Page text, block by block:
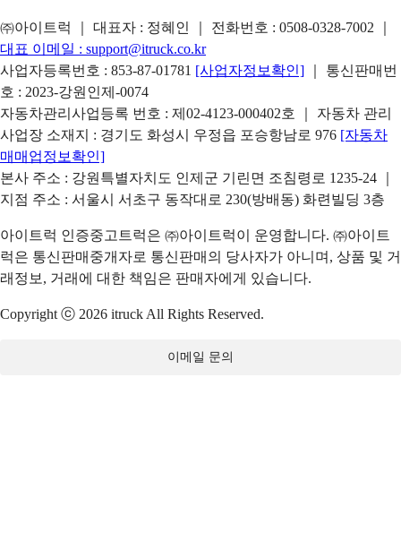
㈜아이트럭 ｜ 대표자 : 정혜인 ｜ 전화번호 : 0508-0328-7002
대표 이메일 : support@itruck.co.kr
사업자등록번호 : 853-87-01781 [사업자정보확인]
｜ 통신판매번
호 : 2023-강원인제-0074
자동차관리사업등록 번호 : 제02-4123-000402호 ｜ 자동차 관리
사업장 소재지 : 경기도 화성시 우정읍 포승항남로 976 [자동차
매매업정보확인]
본사 주소 : 강원특별자치도 인제군 기린면 조침령로 1235-24 ｜
지점 주소 : 서울시 서초구 동작대로 230(방배동) 화련빌딩 3층
아이트럭 인증중고트럭은 ㈜아이트럭이 운영합니다. ㈜아이트
럭은 통신판매중개자로 통신판매의 당사자가 아니며, 상품 및 거
래정보, 거래에 대한 책임은 판매자에게 있습니다.
Copyright ⓒ 2026 itruck All Rights Reserved.
이메일 문의